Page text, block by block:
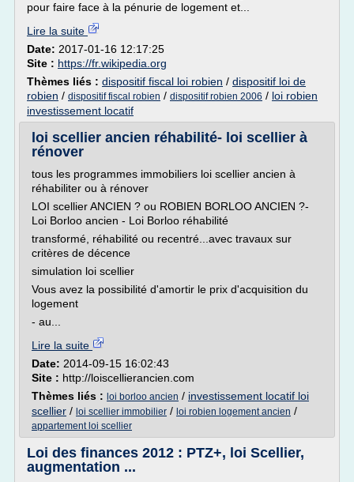
pour faire face à la pénurie de logement et...
Lire la suite
Date: 2017-01-16 12:17:25
Site : https://fr.wikipedia.org
Thèmes liés : dispositif fiscal loi robien / dispositif loi de
robien / dispositif fiscal robien / dispositif robien 2006 / loi robien
investissement locatif
loi scellier ancien réhabilité- loi scellier à
rénover
tous les programmes immobiliers loi scellier ancien à
réhabiliter ou à rénover
LOI scellier ANCIEN ? ou ROBIEN BORLOO ANCIEN ?-
Loi Borloo ancien - Loi Borloo réhabilité
transformé, réhabilité ou recentré...avec travaux sur
critères de décence
simulation loi scellier
Vous avez la possibilité d'amortir le prix d'acquisition du
logement
- au...
Lire la suite
Date: 2014-09-15 16:02:43
Site : http://loiscellierancien.com
Thèmes liés : loi borloo ancien / investissement locatif loi
scellier / loi scellier immobilier / loi robien logement ancien /
appartement loi scellier
Loi des finances 2012 : PTZ+, loi Scellier,
augmentation ...